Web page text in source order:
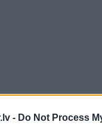
- Do Not Process